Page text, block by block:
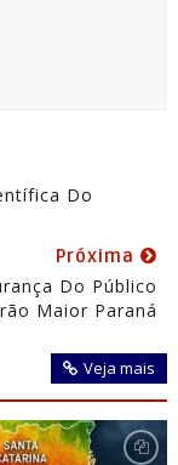
Do
Próxima
Do Público
Maior Paraná
Veja mais